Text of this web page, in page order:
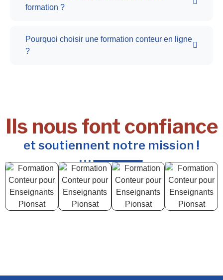
formation ?
Pourquoi choisir une formation conteur en ligne
?
Ils nous font confiance
et soutiennent notre mission !